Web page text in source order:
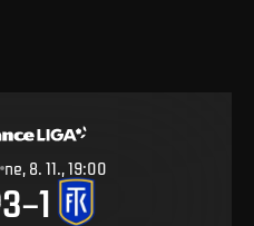
ne, 8. 11., 19:00
3–1